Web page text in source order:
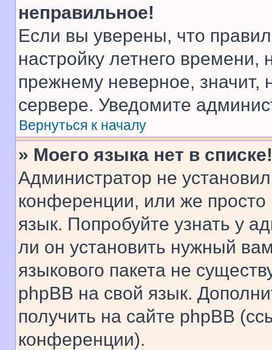
неправильное!
Если вы уверены, что
настройку летнего
прежнему неверное, значит,
сервере. Уведомите
Вернуться к началу
» Моего языка нет в списке!
Администратор не
конференции, или же
язык. Попробуйте узнать у
ли он установить нужный
языкового пакета не
phpBB на свой язык.
получить на сайте phpBB
конференции).